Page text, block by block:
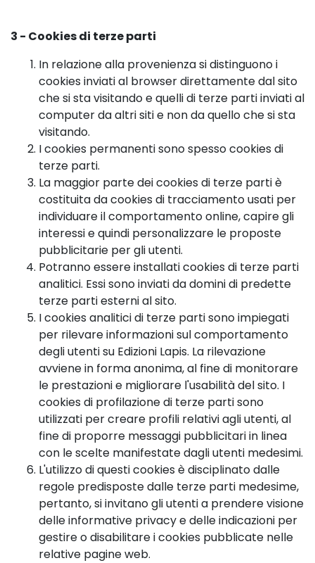
3 - Cookies di terze parti
In relazione alla provenienza si distinguono i
cookies inviati al browser direttamente dal sito
che si sta visitando e quelli di terze parti inviati al
computer da altri siti e non da quello che si sta
visitando.
I cookies permanenti sono spesso cookies di
terze parti.
La maggior parte dei cookies di terze parti è
costituita da cookies di tracciamento usati per
individuare il comportamento online, capire gli
interessi e quindi personalizzare le proposte
pubblicitarie per gli utenti.
Potranno essere installati cookies di terze parti
analitici. Essi sono inviati da domini di predette
terze parti esterni al sito.
I cookies analitici di terze parti sono impiegati
per rilevare informazioni sul comportamento
degli utenti su Edizioni Lapis. La rilevazione
avviene in forma anonima, al fine di monitorare
le prestazioni e migliorare l'usabilità del sito. I
cookies di profilazione di terze parti sono
utilizzati per creare profili relativi agli utenti, al
fine di proporre messaggi pubblicitari in linea
con le scelte manifestate dagli utenti medesimi.
L'utilizzo di questi cookies è disciplinato dalle
regole predisposte dalle terze parti medesime,
pertanto, si invitano gli utenti a prendere visione
delle informative privacy e delle indicazioni per
gestire o disabilitare i cookies pubblicate nelle
relative pagine web.